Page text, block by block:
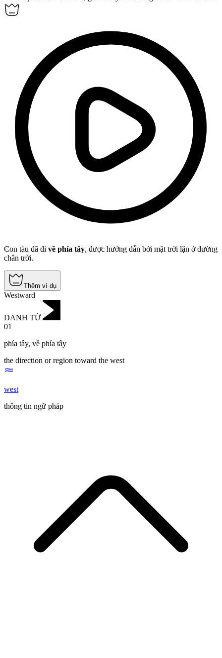
Con tàu đã đi về phía tây, được hướng dẫn bởi mặt trời lặn ở đường
chân trời.
Thêm ví dụ
Westward
DANH TỪ
01
phía tây, về phía tây
the direction or region toward the west
west
thông tin ngữ pháp